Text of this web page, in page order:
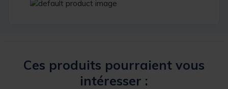
Ces produits pourraient vous
intéresser :